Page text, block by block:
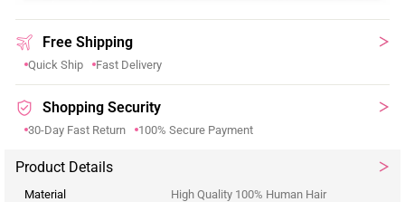
Free Shipping
Quick Ship Fast Delivery
Shopping Security
30-Day Fast Return 100% Secure Payment
Product Details
Material
High Quality 100% Human Hair